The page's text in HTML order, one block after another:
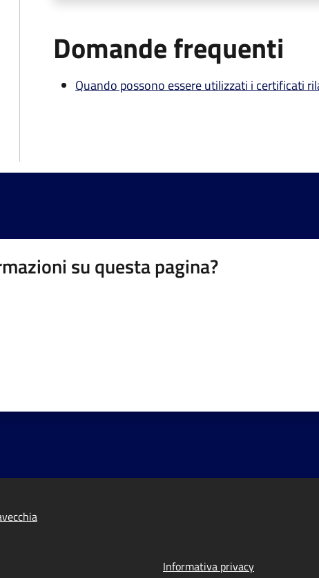
Domande frequenti
Quando possono essere utilizzati i certificati
su questa pagina?
Informativa privacy